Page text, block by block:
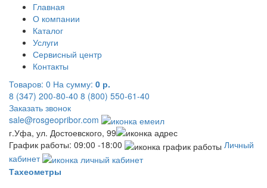
Главная
О компании
Каталог
Услуги
Сервисный центр
Контакты
Товаров: 0 На сумму: 0 р.
8 (347) 200-80-40 8 (800) 550-61-40
Заказать звонок
sale@rosgeopribor.com
г.Уфа, ул. Достоевского, 99
График работы: 09:00 -18:00
Личный
кабинет
Тахеометры